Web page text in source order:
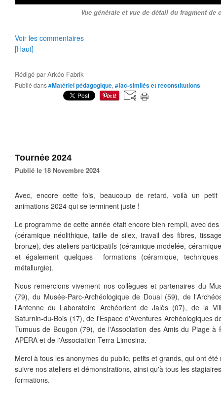
Vue générale et vue de détail du fragment de
Voir les commentaires
[Haut]
Rédigé parArkéo Fabrik
Publié dans#Matériel pédagogique, #fac-similés et reconstitutions
Tournée 2024
Publié le 18 Novembre 2024
Avec, encore cette fois, beaucoup de retard, voilà un
animations 2024 qui se terminent juste !
Le programme de cette année était encore bien rempli, avec
(céramique néolithique, taille de silex, travail des fibres,
bronze), des ateliers participatifs (céramique modelée,
et également quelques formations (céramique,
métallurgie).
Nous remercions vivement nos collègues et partenaires du
(79), du Musée-Parc-Archéologique de Douai (59), de
l'Antenne du Laboratoire Archéorient de Jalès (07), de la
Saturnin-du-Bois (17), de l'Espace d'Aventures Archéologiques
Tumuus de Bougon (79), de l'Association des Amis du Piage à
APERA et de l'Association Terra Limosina.
Merci à tous les anonymes du public, petits et grands, qui ont
suivre nos ateliers et démonstrations, ainsi qu'à tous les
formations.